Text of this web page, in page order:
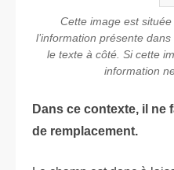
Cette image est
l’information présente
le texte à côté. Si cette
information
Dans ce contexte, il ne
de remplacement.